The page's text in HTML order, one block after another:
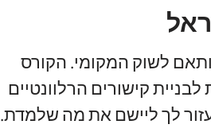
לשוק המקומי. הקורס
קישורים הרלוונטיים
לך ליישם את מה שלמדת.